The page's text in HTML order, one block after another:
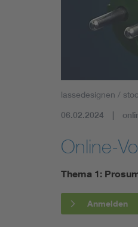
Mobility
lassedesignen /
06.02.2024
Online-
Thema 1:
Anmelden